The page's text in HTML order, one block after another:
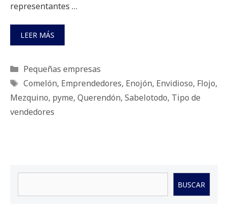
representantes …
LEER MÁS
Categorías
Pequeñas empresas
Etiquetas
Comelón, Emprendedores, Enojón, Envidioso, Flojo,
Mezquino, pyme, Querendón, Sabelotodo, Tipo de
vendedores
BUSCAR